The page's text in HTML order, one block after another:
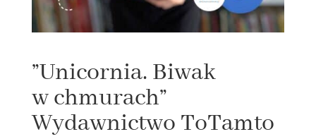
”Unicornia. Biwak
w chmurach”
Wydawnictwo ToTamto